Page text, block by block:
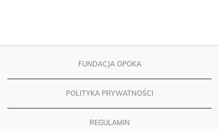
FUNDACJA OPOKA
POLITYKA PRYWATNOŚCI
REGULAMIN